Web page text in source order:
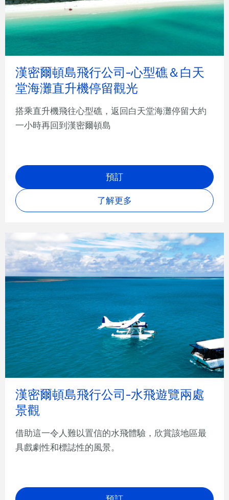
漢密爾頓島飛行公司-心型礁＆白天
堂海灘直升機停留觀光
搭乘直升機飛往心型礁，返回白天堂海灘停留大約
一小時再回到漢密爾頓島
預訂
了解更多
漢密爾頓島飛行公司-水飛遊覽兩處
景觀
借助這一令人難以置信的水飛體驗，欣賞該地區最
具戲劇性和標誌性的風景。